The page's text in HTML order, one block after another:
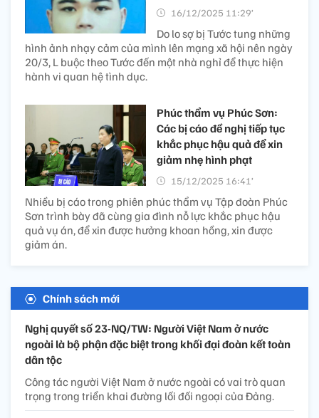
16/12/2025 11:29’
Do lo sợ bị Tước tung những
hình ảnh nhạy cảm của mình lên mạng xã hội nên ngày
20/3, L buộc theo Tước đến một nhà nghỉ để thực hiện
hành vi quan hệ tình dục.
Phúc thẩm vụ Phúc Sơn:
Các bị cáo đề nghị tiếp tục
khắc phục hậu quả để xin
giảm nhẹ hình phạt
15/12/2025 16:41’
Nhiều bị cáo trong phiên phúc thẩm vụ Tập đoàn Phúc
Sơn trình bày đã cùng gia đình nỗ lực khắc phục hậu
quả vụ án, để xin được hưởng khoan hồng, xin được
giảm án.
Chính sách mới
Nghị quyết số 23-NQ/TW: Người Việt Nam ở nước
ngoài là bộ phận đặc biệt trong khối đại đoàn kết toàn
dân tộc
Công tác người Việt Nam ở nước ngoài có vai trò quan
trọng trong triển khai đường lối đối ngoại của Đảng.